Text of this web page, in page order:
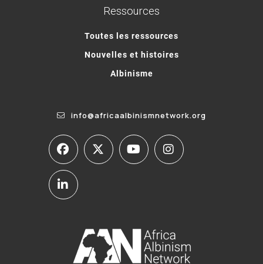
Ressources
Toutes les ressources
Nouvelles et histoires
Albinisme
info@africaalbinismnetwork.org